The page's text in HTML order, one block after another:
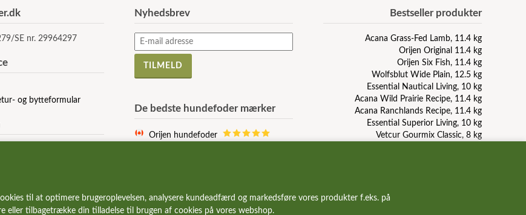
til at optimere brugeroplevelsen, analysere kundeadfærd og markedsføre vores produkter f.eks. på
eller tilbagetrække din tilladelse til brugen af cookies på vores webshop.
SE nr. 29964297
og bytteformular
gode tilbud
Nyhedsbrev
De bedste hundefoder mærker
Orijen hundefoder
Ziwi Peak hundefoder
Bestseller produkter
Acana Grass-Fed Lamb, 11.4 kg
Orijen Original 11.4 kg
Orijen Six Fish, 11.4 kg
Wolfsblut Wide Plain, 12.5 kg
Essential Nautical Living, 10 kg
Acana Wild Prairie Recipe, 11.4 kg
Acana Ranchlands Recipe, 11.4 kg
Essential Superior Living, 10 kg
Vetcur Gourmix Classic, 8 kg
Taste Of The Wild Pacific Stream, 12.2 kg